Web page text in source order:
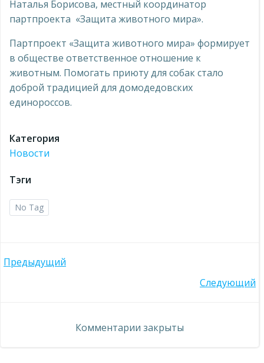
Наталья Борисова, местный координатор
партпроекта «Защита животного мира».
Партпроект «Защита животного мира» формирует
в обществе ответственное отношение к
животным. Помогать приюту для собак стало
доброй традицией для домодедовских
единороссов.
Категория
Новости
Тэги
No Tag
Навигация
записям
Предыдущий
Следующий
Комментарии закрыты